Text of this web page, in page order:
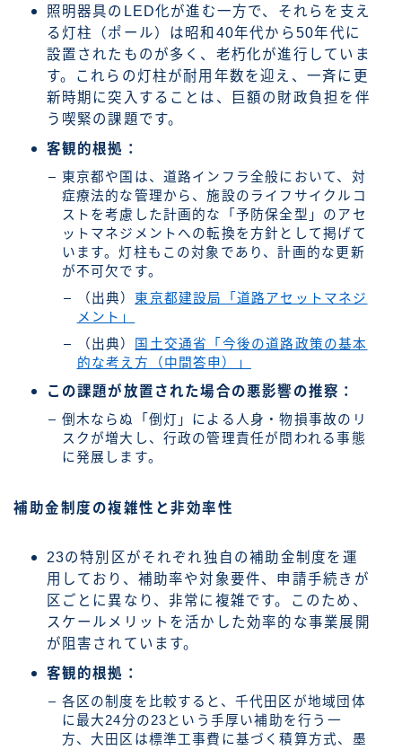
照明器具のLED化が進む一方で、それらを支え
る灯柱（ポール）は昭和40年代から50年代に
設置されたものが多く、老朽化が進行していま
す。これらの灯柱が耐用年数を迎え、一斉に更
新時期に突入することは、巨額の財政負担を伴
う喫緊の課題です。
客観的根拠：
東京都や国は、道路インフラ全般において、対
症療法的な管理から、施設のライフサイクルコ
ストを考慮した計画的な「予防保全型」のアセ
ットマネジメントへの転換を方針として掲げて
います。灯柱もこの対象であり、計画的な更新
が不可欠です。
（出典） 東京都建設局「道路アセットマネジ
メント」
（出典）
国土交通省「今後の道路政策の基本
的な考え方（中間答申）」
この課題が放置された場合の悪影響の推察：
倒木ならぬ「倒灯」による人身・物損事故のリ
スクが増大し、行政の管理責任が問われる事態
に発展します。
補助金制度の複雑性と非効率性
23の特別区がそれぞれ独自の補助金制度を運
用しており、補助率や対象要件、申請手続きが
区ごとに異なり、非常に複雑です。このため、
スケールメリットを活かした効率的な事業展開
が阻害されています。
客観的根拠：
各区の制度を比較すると、千代田区が地域団体
に最大24分の23という手厚い補助を行う一
方、大田区は標準工事費に基づく積算方式、墨